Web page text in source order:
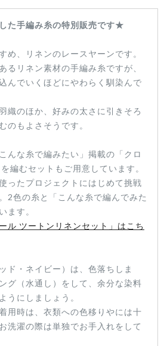
た手編み糸の特別販売です★
め、リネンのレースヤーンです。
るリネン素材の手編み糸ですが、
んでいくほどにやわらく馴染んで
織のほか、好みの太さに引きそろ
のもよさそうです。
んな糸で編みたい」掲載の「クロ
編むセットもご用意しています。
ったプロジェクトにはじめて挑戦
2色の糸と「こんな糸で編んでみた
ます。
ル ツートンリネンセット」はこち
ド・ネイビー）は、色落ちしま
グ（水通し）をして、余分な染料
うにしましょう。
用時は、衣類への色移りやには十
洗濯の際は単独でお手入れをして